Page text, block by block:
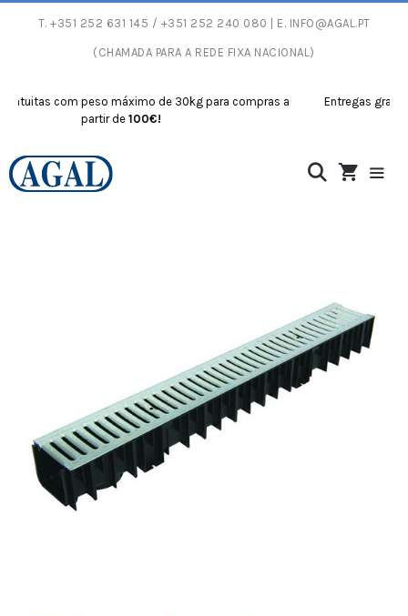
T. +351 252 631 145 / +351 252 240 080 | E. INFO@AGAL.PT
(CHAMADA PARA A REDE FIXA NACIONAL)
com peso máximo de 30kg para compras a
partir de100€!
Entregas